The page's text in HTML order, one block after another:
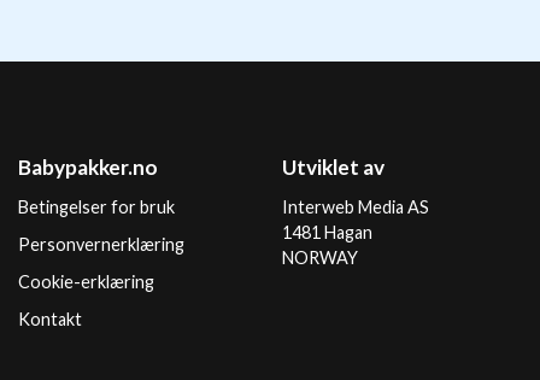
Babypakker.no
Betingelser for bruk
Personvernerklæring
Cookie-erklæring
Kontakt
Utviklet av
Interweb Media AS
1481 Hagan
NORWAY